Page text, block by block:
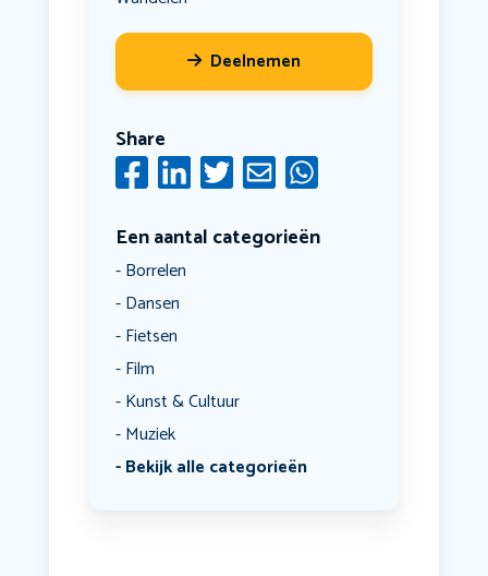
Deelnemen
Share
Een aantal categorieën
Borrelen
Dansen
Fietsen
Film
Kunst & Cultuur
Muziek
Bekijk alle categorieën